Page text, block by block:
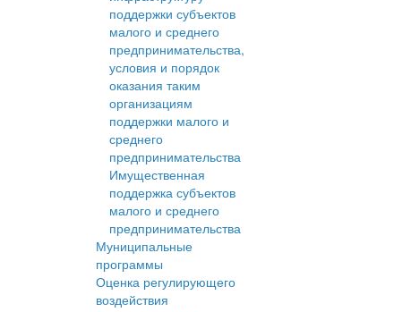
поддержки субъектов
малого и среднего
предпринимательства,
условия и порядок
оказания таким
организациям
поддержки малого и
среднего
предпринимательства
Имущественная
поддержка субъектов
малого и среднего
предпринимательства
Муниципальные
программы
Оценка регулирующего
воздействия